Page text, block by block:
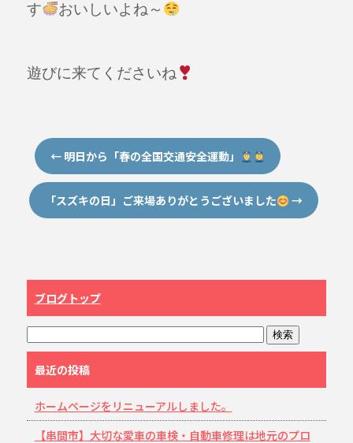
す
おいしいよね～
遊びに来てくださいね
←明日から「春の全国交通安全運動」
「スズキの日」ご来場ありがとうございました →
ブログトップ
最近の投稿
ホームページをリニューアルしました。
【串間市】大切な愛車の車検・自動車修理は地元のプロ